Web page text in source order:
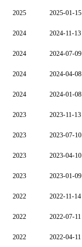
2025 2025-01-15
2024 2024-11-13
2024 2024-07-09
2024 2024-04-08
2024 2024-01-08
2023 2023-11-13
2023 2023-07-10
2023 2023-04-10
2023 2023-01-09
2022 2022-11-14
2022 2022-07-11
2022 2022-04-11